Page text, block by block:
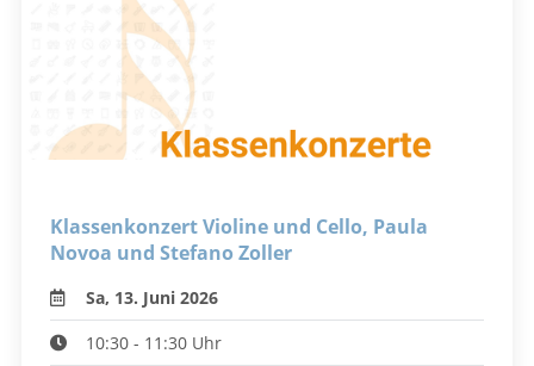
Klassenkonzert Violine und Cello, Paula
Novoa und Stefano Zoller
Sa, 13. Juni 2026
10:30 - 11:30 Uhr